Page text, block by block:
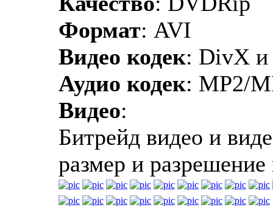
Формат: AVI
Видео кодек: DivX
Аудио кодек: MP2/
Видео:
Битрейд видео и
размер и